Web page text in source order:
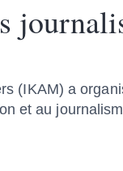
(IKAM) a
et au